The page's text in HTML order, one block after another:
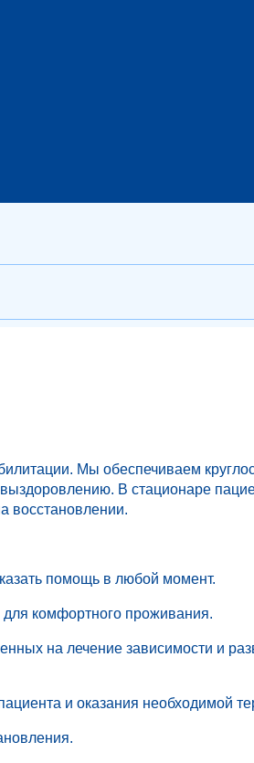
Мы обеспечиваем
В стационаре
восстановлении.
помощь в любой момент.
комфортного проживания.
на лечение зависимости и
и оказания необходимой